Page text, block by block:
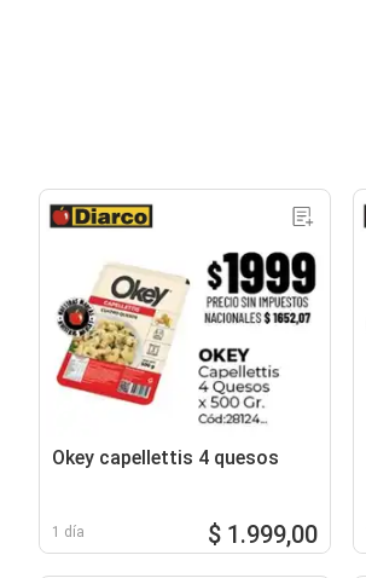
Okey capellettis 4 quesos
1 día $ 1.999,00